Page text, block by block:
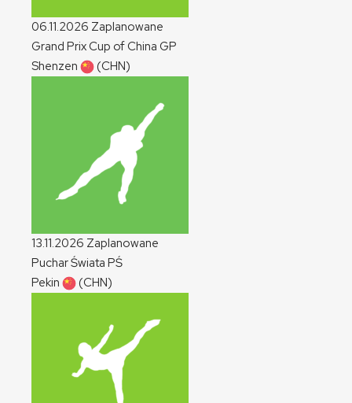
06.11.2026 Zaplanowane
Grand Prix Cup of China GP
Shenzen
(CHN)
13.11.2026 Zaplanowane
Puchar Świata PŚ
Pekin
(CHN)